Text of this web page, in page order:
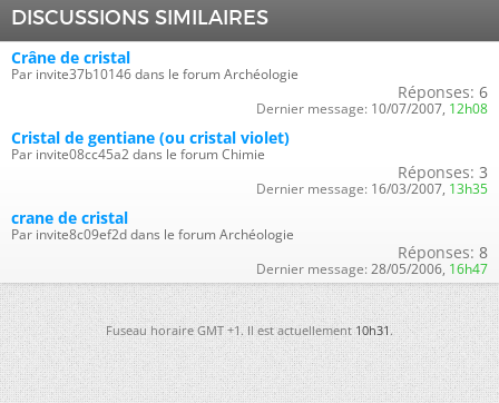
DISCUSSIONS SIMILAIRES
Crâne de cristal
Par invite37b10146 dans le forum Archéologie
Réponses: 6
Dernier message: 10/07/2007, 12h08
Cristal de gentiane (ou cristal violet)
Par invite08cc45a2 dans le forum Chimie
Réponses: 3
Dernier message: 16/03/2007, 13h35
crane de cristal
Par invite8c09ef2d dans le forum Archéologie
Réponses: 8
Dernier message: 28/05/2006, 16h47
Fuseau horaire GMT +1. Il est actuellement10h31.